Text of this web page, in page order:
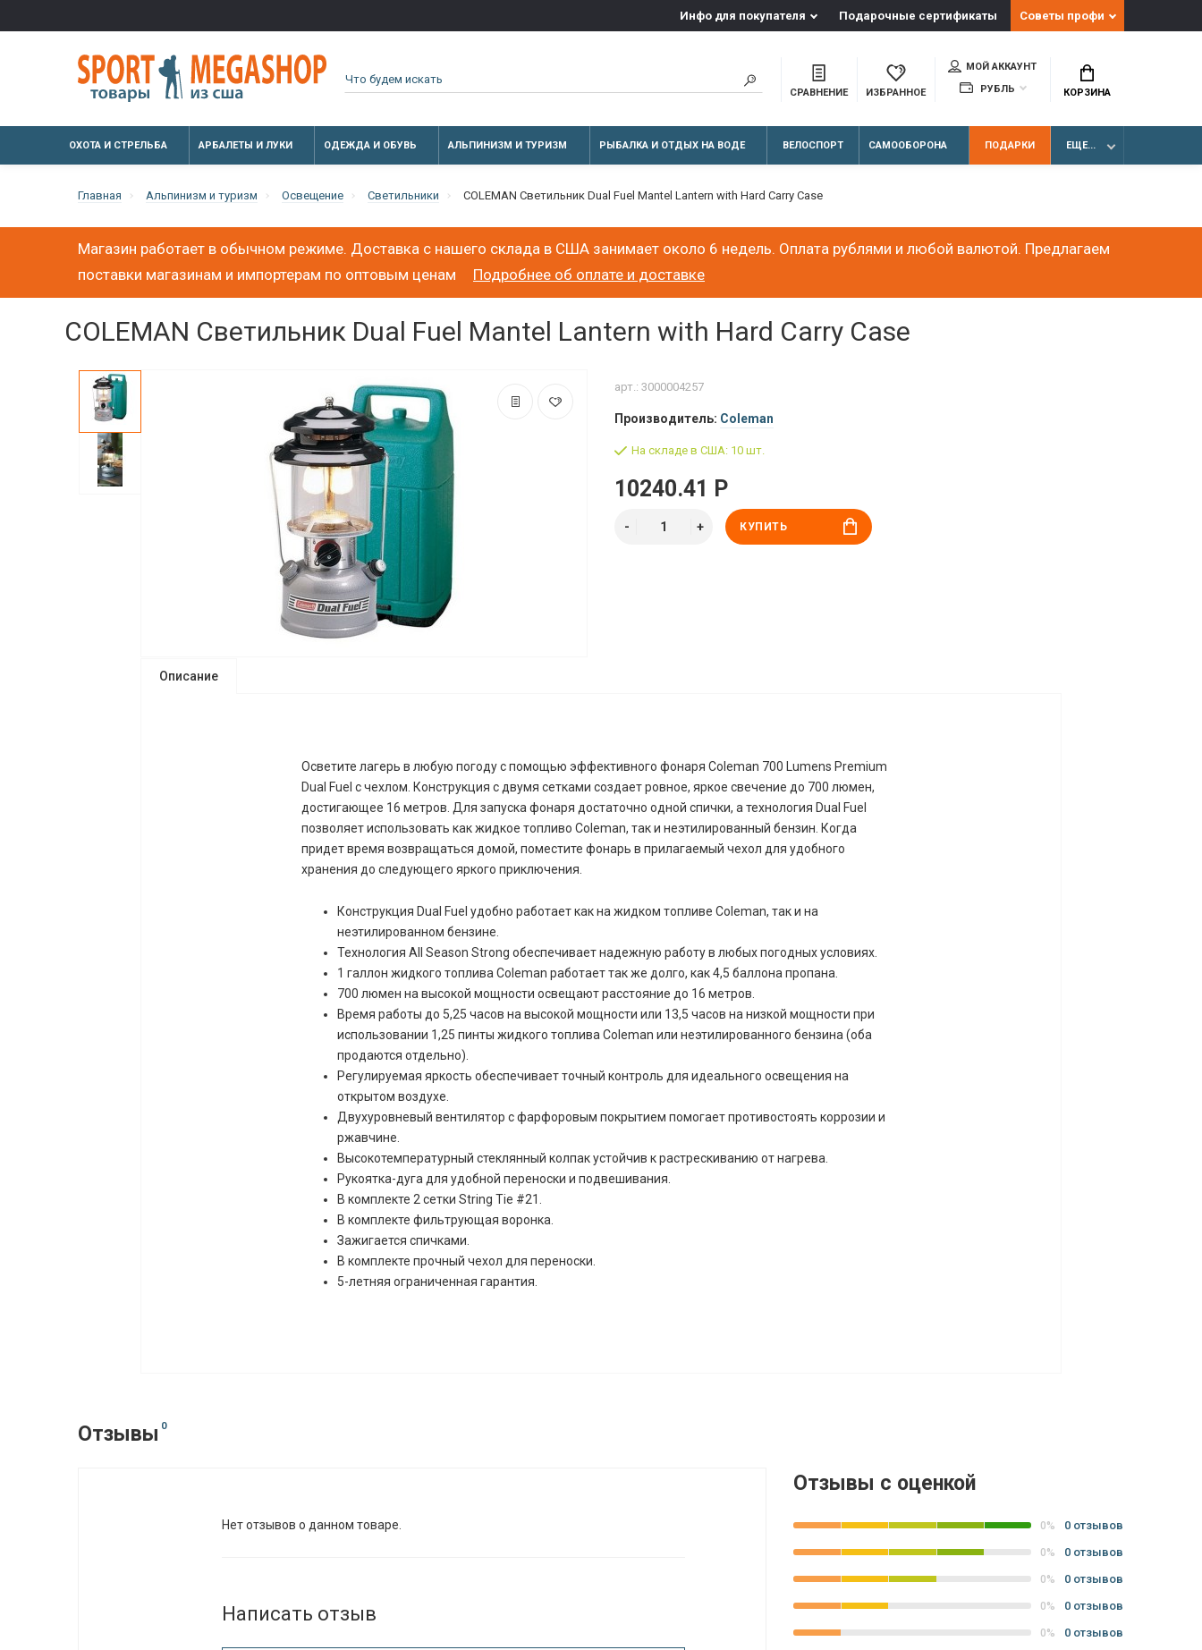
Инфо для покупателя Подарочные сертификаты Советы профи
СРАВНЕНИЕ ИЗБРАННОЕ
МОЙ АККАУНТ
РУБЛЬ
КОРЗИНА
ОХОТА И СТРЕЛЬБА АРБАЛЕТЫ И ЛУКИ ОДЕЖДА И ОБУВЬ АЛЬПИНИЗМ И ТУРИЗМ РЫБАЛКА И ОТДЫХ НА ВОДЕ ВЕЛОСПОРТ САМООБОРОНА ПОДАРКИ ЕЩЕ...
Главная Альпинизм и туризм Освещение Светильники COLEMAN Светильник Dual Fuel Mantel Lantern with Hard Carry Case
Магазин работает в обычном режиме. Доставка с нашего склада в США занимает около 6 недель. Оплата рублями и любой валютой. Предлагаем
поставки магазинам и импортерам по оптовым ценам
Подробнее об оплате и доставке
COLEMAN Светильник Dual Fuel Mantel Lantern with Hard Carry Case
арт.: 3000004257
Производитель: Coleman
На складе в США: 10 шт.
10240.41 Р
КУПИТЬ
Описание
Осветите лагерь в любую погоду с помощью эффективного фонаря Coleman 700 Lumens Premium
Dual Fuel с чехлом. Конструкция с двумя сетками создает ровное, яркое свечение до 700 люмен,
достигающее 16 метров. Для запуска фонаря достаточно одной спички, а технология Dual Fuel
позволяет использовать как жидкое топливо Coleman, так и неэтилированный бензин. Когда
придет время возвращаться домой, поместите фонарь в прилагаемый чехол для удобного
хранения до следующего яркого приключения.
Конструкция Dual Fuel удобно работает как на жидком топливе Coleman, так и на
неэтилированном бензине.
Технология All Season Strong обеспечивает надежную работу в любых погодных условиях.
1 галлон жидкого топлива Coleman работает так же долго, как 4,5 баллона пропана.
700 люмен на высокой мощности освещают расстояние до 16 метров.
Время работы до 5,25 часов на высокой мощности или 13,5 часов на низкой мощности при
использовании 1,25 пинты жидкого топлива Coleman или неэтилированного бензина (оба
продаются отдельно).
Регулируемая яркость обеспечивает точный контроль для идеального освещения на
открытом воздухе.
Двухуровневый вентилятор с фарфоровым покрытием помогает противостоять коррозии и
ржавчине.
Высокотемпературный стеклянный колпак устойчив к растрескиванию от нагрева.
Рукоятка-дуга для удобной переноски и подвешивания.
В комплекте 2 сетки String Tie #21.
В комплекте фильтрующая воронка.
Зажигается спичками.
В комплекте прочный чехол для переноски.
5-летняя ограниченная гарантия.
Отзывы 0
Нет отзывов о данном товаре.
Написать отзыв
Отзывы с оценкой
0% 0 отзывов
0% 0 отзывов
0% 0 отзывов
0% 0 отзывов
0% 0 отзывов